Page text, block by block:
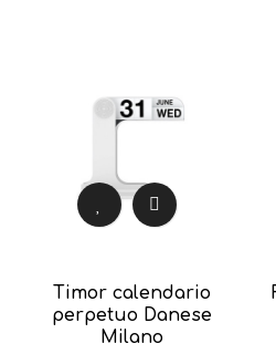
Timor calendario
perpetuo Danese
Milano